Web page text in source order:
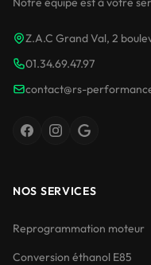
Z.A.C Grand Val, 2
01.34.69.47.97
contact@rs-
NOS SERVICES
Reprogrammation moteur
Conversion éthanol E85